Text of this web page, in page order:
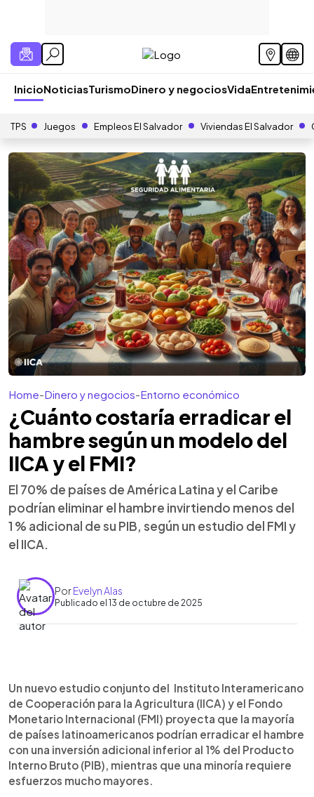
InicioNoticiasTurismoDinero y negociosVida
TPS Juegos Empleos El Salvador Viviendas El Salvador
Home-Dinero y negocios-Entorno económico
¿Cuánto costaría erradicar el
hambre según un modelo del
IICA y el FMI?
El 70% de países de América Latina y el Caribe
podrían eliminar el hambre invirtiendo menos del
1 % adicional de su PIB, según un estudio del FMI y
el IICA.
PorEvelyn Alas
Publicado el 13 de octubre de 2025
Escuchar artículo
Un informe del IICA y el FMI revela que la mayoría
de países latinoamericanos podrían erradicar el
hambre con una inversión adicional inferior al 1 %
del PIB. El estudio estima que solo ocho países,
incluido Haití, requieren un esfuerzo mayor. La
investigación señala que el problema no es la falta
de alimentos, sino el acceso económico a estos.
Además, propone una mejor focalización del
Un nuevo estudio conjunto del Instituto Interamericano
de Cooperación para la Agricultura (IICA) y el Fondo
Monetario Internacional (FMI) proyecta que la mayoría
de países latinoamericanos podrían erradicar el hambre
con una inversión adicional inferior al 1% del Producto
Interno Bruto (PIB), mientras que una minoría requiere
esfuerzos mucho mayores.